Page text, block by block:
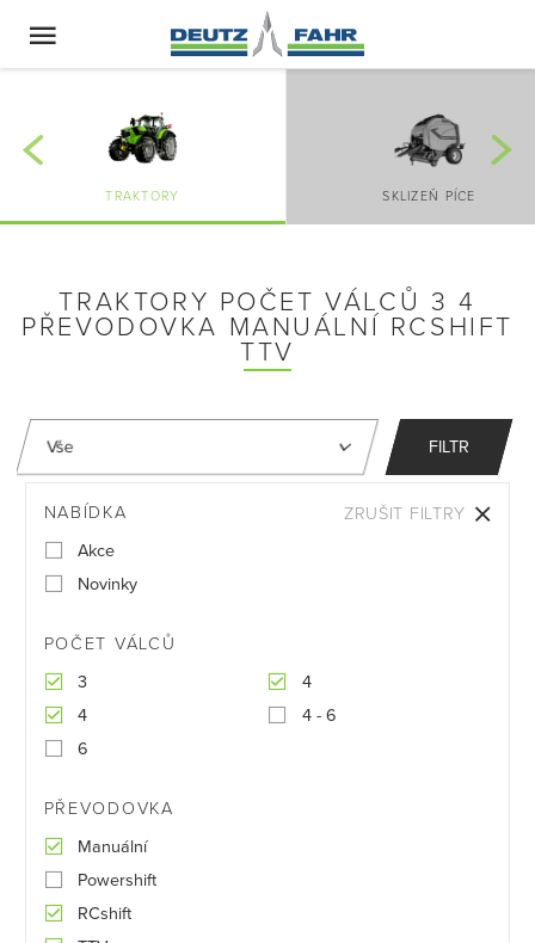
TRAKTORY SKLIZEŇ PÍCE
TRAKTORY POČET VÁLCŮ 3 4
PŘEVODOVKA MANUÁLNÍ RCSHIFT
TTV
FILTR
NABÍDKA
Akce
Novinky
POČET VÁLCŮ
3
4
4
4 - 6
6
PŘEVODOVKA
Manuální
Powershift
RCshift
ZRUŠIT FILTRY